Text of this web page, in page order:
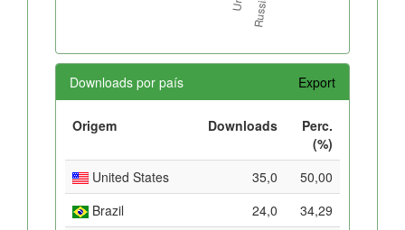
Downloads por país Export
Origem Downloads
Perc.
(%)
United States
35,0
50,00
Brazil
24,0
34,29